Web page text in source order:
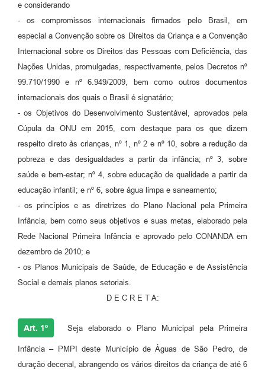
e considerando
- os compromissos internacionais firmados pelo Brasil, em
especial a Convenção sobre os Direitos da Criança e a Convenção
Internacional sobre os Direitos das Pessoas com Deficiência, das
Nações Unidas, promulgadas, respectivamente, pelos Decretos nº
99.710/1990 e nº 6.949/2009, bem como outros documentos
internacionais dos quais o Brasil é signatário;
- os Objetivos do Desenvolvimento Sustentável, aprovados pela
Cúpula da ONU em 2015, com destaque para os que dizem
respeito direto às crianças, nº 1, nº 2 e nº 10, sobre a redução da
pobreza e das desigualdades a partir da infância; nº 3, sobre
saúde e bem-estar; nº 4, sobre educação de qualidade a partir da
educação infantil; e nº 6, sobre água limpa e saneamento;
- os princípios e as diretrizes do Plano Nacional pela Primeira
Infância, bem como seus objetivos e suas metas, elaborado pela
Rede Nacional Primeira Infância e aprovado pelo CONANDA em
dezembro de 2010; e
- os Planos Municipais de Saúde, de Educação e de Assistência
Social e demais planos setoriais.
D E C R E T A:
Art. 1º Seja elaborado o Plano Municipal pela Primeira
Infância – PMPI deste Município de Águas de São Pedro, de
duração decenal, abrangendo os vários direitos da criança de até 6